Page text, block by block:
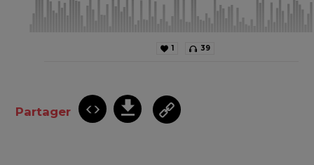
1 39
Partager